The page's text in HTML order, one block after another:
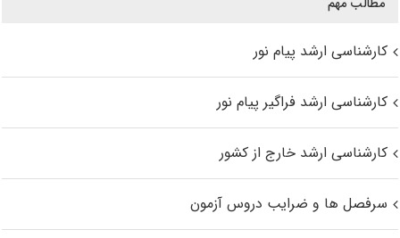
مطالب مهم
کارشناسی ارشد پیام نور
کارشناسی ارشد فراگیر پیام نور
کارشناسی ارشد خارج از کشور
سرفصل ها و ضرایب دروس آزمون